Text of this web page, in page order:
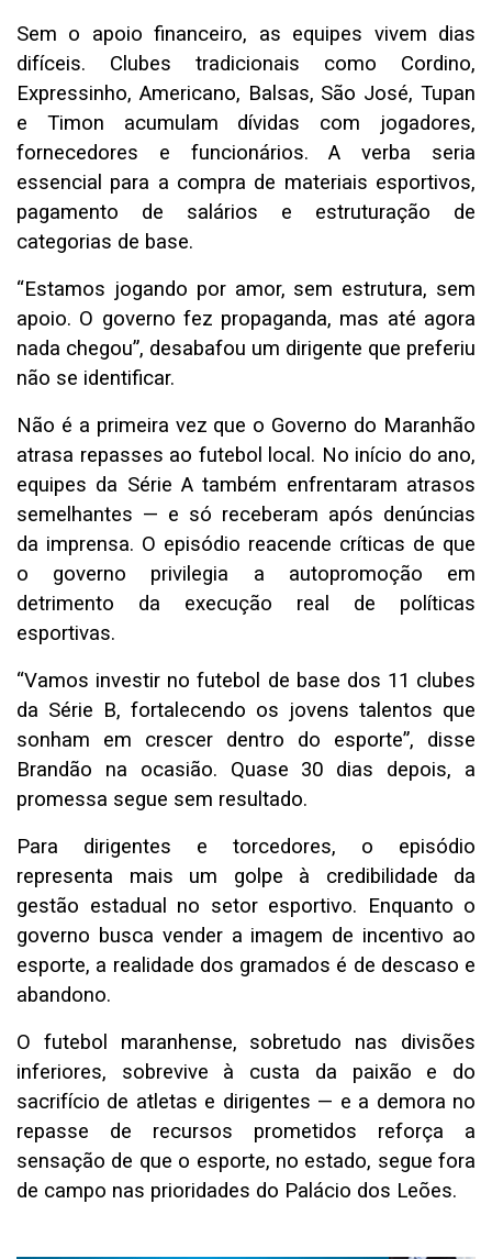
Sem o apoio financeiro, as equipes vivem dias
difíceis. Clubes tradicionais como Cordino,
Expressinho, Americano, Balsas, São José, Tupan
e Timon acumulam dívidas com jogadores,
fornecedores e funcionários. A verba seria
essencial para a compra de materiais esportivos,
pagamento de salários e estruturação de
categorias de base.
“Estamos jogando por amor, sem estrutura, sem
apoio. O governo fez propaganda, mas até agora
nada chegou”, desabafou um dirigente que preferiu
não se identificar.
Não é a primeira vez que o Governo do Maranhão
atrasa repasses ao futebol local. No início do ano,
equipes da Série A também enfrentaram atrasos
semelhantes — e só receberam após denúncias
da imprensa. O episódio reacende críticas de que
o governo privilegia a autopromoção em
detrimento da execução real de políticas
esportivas.
“Vamos investir no futebol de base dos 11 clubes
da Série B, fortalecendo os jovens talentos que
sonham em crescer dentro do esporte”, disse
Brandão na ocasião. Quase 30 dias depois, a
promessa segue sem resultado.
Para dirigentes e torcedores, o episódio
representa mais um golpe à credibilidade da
gestão estadual no setor esportivo. Enquanto o
governo busca vender a imagem de incentivo ao
esporte, a realidade dos gramados é de descaso e
abandono.
O futebol maranhense, sobretudo nas divisões
inferiores, sobrevive à custa da paixão e do
sacrifício de atletas e dirigentes — e a demora no
repasse de recursos prometidos reforça a
sensação de que o esporte, no estado, segue fora
de campo nas prioridades do Palácio dos Leões.